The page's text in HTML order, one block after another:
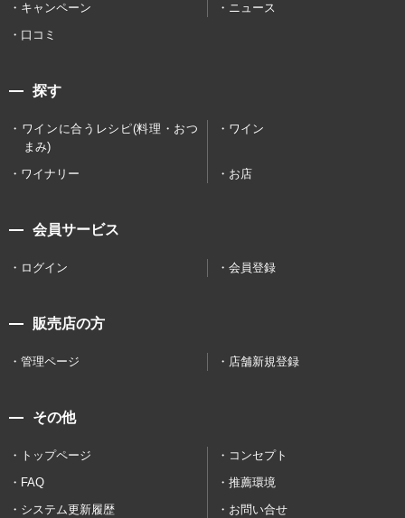
キャンペーン
ニュース
口コミ
探す
ワインに合うレシピ(料理・おつ
まみ)
ワイン
ワイナリー お店
会員サービス
ログイン 会員登録
販売店の方
管理ページ 店舗新規登録
その他
トップページ
コンセプト
FAQ
推薦環境
システム更新履歴
お問い合せ